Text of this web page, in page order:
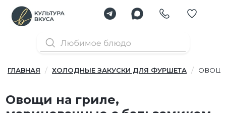
ГЛАВНАЯ ХОЛОДНЫЕ ЗАКУСКИ ДЛЯ ФУРШЕТА
Овощи на гриле,